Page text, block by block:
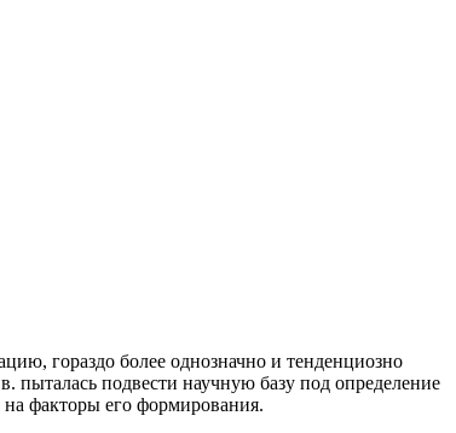
гораздо более однозначно и тенденциозно
подвести научную базу под определение
на факторы его формирования.